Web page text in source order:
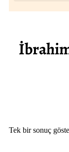
Tek bir sonuç